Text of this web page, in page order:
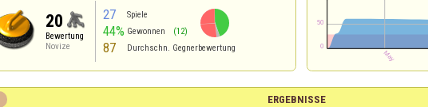
20
Bewertung
Novize
27 Spiele
44% Gewonnen (12)
87 Durchschn. Gegnerbewertung
ERGEBNISSE